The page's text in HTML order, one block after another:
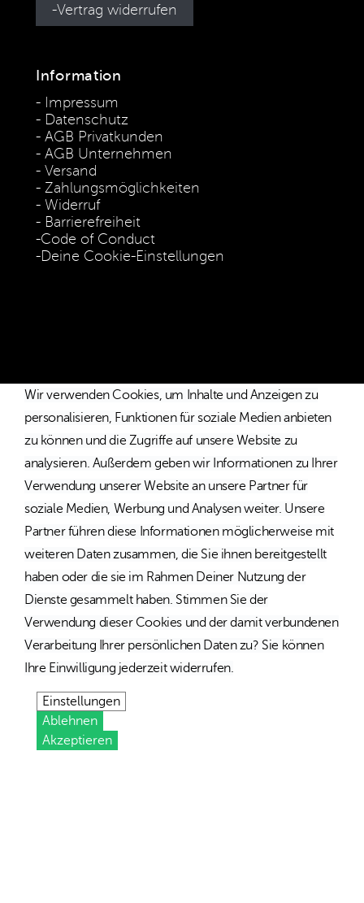
Vertrag widerrufen
Information
Impressum
Datenschutz
AGB Privatkunden
AGB Unternehmen
Versand
Zahlungsmöglichkeiten
Widerruf
Barrierefreiheit
Code of Conduct
Deine Cookie-Einstellungen
Wir verwenden Cookies, um Inhalte und Anzeigen zu
personalisieren, Funktionen für soziale Medien anbieten
zu können und die Zugriffe auf unsere Website zu
analysieren. Außerdem geben wir Informationen zu Ihrer
Verwendung unserer Website an unsere Partner für
soziale Medien, Werbung und Analysen weiter. Unsere
Partner führen diese Informationen möglicherweise mit
weiteren Daten zusammen, die Sie ihnen bereitgestellt
haben oder die sie im Rahmen Deiner Nutzung der
Dienste gesammelt haben. Stimmen Sie der
Verwendung dieser Cookies und der damit verbundenen
Verarbeitung Ihrer persönlichen Daten zu? Sie können
Ihre Einwilligung jederzeit widerrufen.
Einstellungen
Ablehnen
Akzeptieren